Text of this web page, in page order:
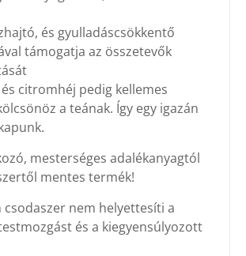
és gyulladáscsökkentő
támogatja az összetevők
citromhéj pedig kellemes
a teának. Így egy igazán
mesterséges adalékanyagtól
mentes termék!
csodaszer nem helyettesíti a
és a kiegyensúlyozott